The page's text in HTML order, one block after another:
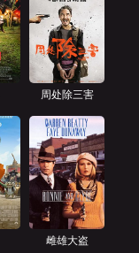
周处除三害
雌雄大盗